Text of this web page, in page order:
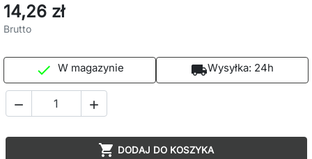
14,26 zł
Brutto
 W magazynie local_shippingWysyłka: 24h
 
 DODAJ DO KOSZYKA